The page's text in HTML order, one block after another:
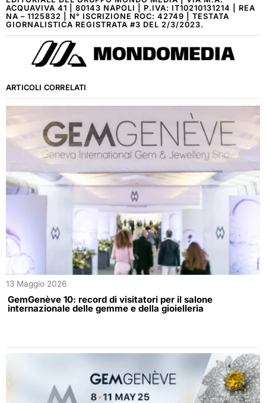
ACQUAVIVA 41 | 80143 NAPOLI | P.IVA: IT10210131214 | REA
NA – 1125832 | N° ISCRIZIONE ROC: 42749 | TESTATA
GIORNALISTICA REGISTRATA #3 DEL 2/3/2023.
ARTICOLI CORRELATI
13 Maggio 2026
GemGenève 10: record di visitatori per il salone
internazionale delle gemme e della gioielleria